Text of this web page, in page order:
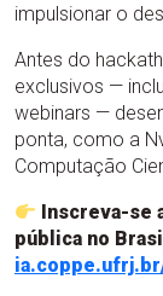
impulsionar o
Antes do
exclusivos —
webinars —
ponta, como a
Computação
Inscreva-se
pública no